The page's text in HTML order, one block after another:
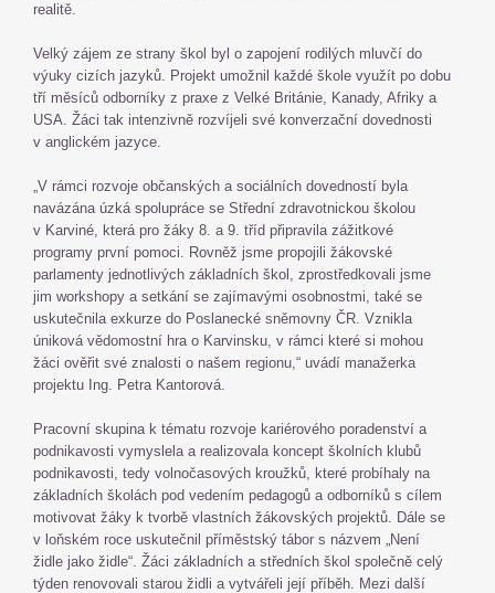
realitě.
Velký zájem ze strany škol byl o zapojení rodilých mluvčí do
výuky cizích jazyků. Projekt umožnil každé škole využít po dobu
tří měsíců odborníky z praxe z Velké Británie, Kanady, Afriky a
USA. Žáci tak intenzivně rozvíjeli své konverzační dovednosti
v anglickém jazyce.
„V rámci rozvoje občanských a sociálních dovedností byla
navázána úzká spolupráce se Střední zdravotnickou školou
v Karviné, která pro žáky 8. a 9. tříd připravila zážitkové
programy první pomoci. Rovněž jsme propojili žákovské
parlamenty jednotlivých základních škol, zprostředkovali jsme
jim workshopy a setkání se zajímavými osobnostmi, také se
uskutečnila exkurze do Poslanecké sněmovny ČR. Vznikla
úniková vědomostní hra o Karvinsku, v rámci které si mohou
žáci ověřit své znalosti o našem regionu,“ uvádí manažerka
projektu Ing. Petra Kantorová.
Pracovní skupina k tématu rozvoje kariérového poradenství a
podnikavosti vymyslela a realizovala koncept školních klubů
podnikavosti, tedy volnočasových kroužků, které probíhaly na
základních školách pod vedením pedagogů a odborníků s cílem
motivovat žáky k tvorbě vlastních žákovských projektů. Dále se
v loňském roce uskutečnil příměstský tábor s názvem „Není
židle jako židle“. Žáci základních a středních škol společně celý
týden renovovali starou židli a vytvářeli její příběh. Mezi další